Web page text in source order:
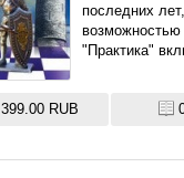
последних
"Практика"
399.00 RUB